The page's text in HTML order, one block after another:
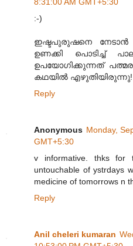
:-)
ഇഷ്ടപുരുഷനെ നേടാൻ
ഉണക്കി പൊടിച്ച്
ഉപയോഗിക്കുന്നത്
കഥയിൽ എഴുതിയിരുന്നു!
Reply
Anonymous Monday,
GMT+5:30
v informative. thks for
untouchable of ystrdays
medicine of tomorrows n
Reply
Anil cheleri kumaran